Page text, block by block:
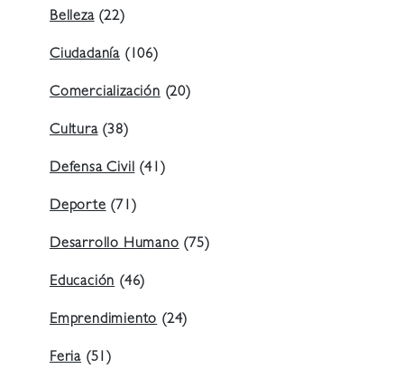
Belleza(22)
Ciudadanía (106)
Comercialización (20)
Cultura(38)
Defensa Civil (41)
Deporte (71)
Desarrollo Humano (75)
Educación (46)
Emprendimiento (24)
Feria (51)